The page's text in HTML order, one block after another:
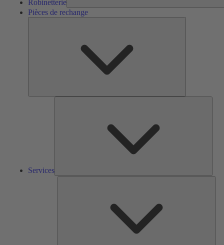
Robinetterie
Pièces de rechange
Services